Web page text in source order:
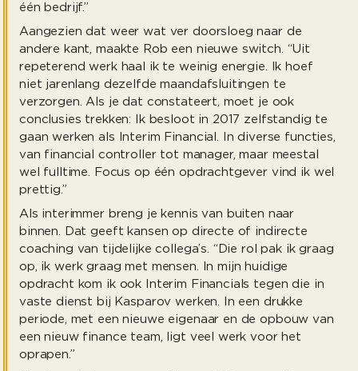
één bedrijf.”
Aangezien dat weer wat ver doorsloeg naar de
andere kant, maakte Rob een nieuwe switch. “Uit
repeterend werk haal ik te weinig energie. Ik hoef
niet jarenlang dezelfde maandafsluitingen te
verzorgen. Als je dat constateert, moet je ook
conclusies trekken: Ik besloot in 2017 zelfstandig te
gaan werken als Interim Financial. In diverse functies,
van financial controller tot manager, maar meestal
wel fulltime. Focus op één opdrachtgever vind ik wel
prettig.”
Als interimmer breng je kennis van buiten naar
binnen. Dat geeft kansen op directe of indirecte
coaching van tijdelijke collega’s. “Die rol pak ik graag
op, ik werk graag met mensen. In mijn huidige
opdracht kom ik ook Interim Financials tegen die in
vaste dienst bij Kasparov werken. In een drukke
periode, met een nieuwe eigenaar en de opbouw van
een nieuw finance team, ligt veel werk voor het
oprapen.”